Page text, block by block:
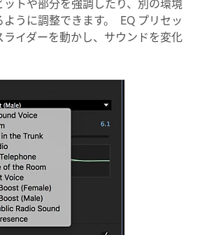
うに調整できます。 EQ プリセッ
ライダーを動かし、サウンドを変化